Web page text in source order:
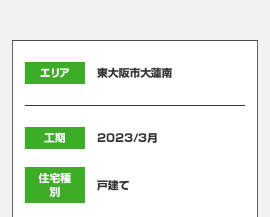
エリア 東大阪市大蓮南
工期 2023/3月
住宅種
別
戸建て